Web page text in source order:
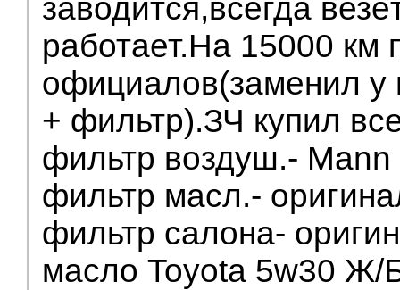
заводится,всегда
работает.На 15000
официалов(заменил у
+ фильтр).ЗЧ купил
фильтр воздуш.- Mann
фильтр масл.-
фильтр салона-
масло Toyota 5w30 Ж/